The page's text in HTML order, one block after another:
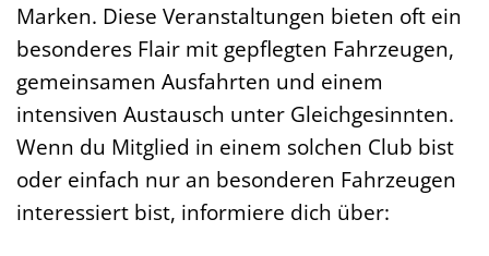
Marken. Diese Veranstaltungen bieten oft ein
besonderes Flair mit gepflegten Fahrzeugen,
gemeinsamen Ausfahrten und einem
intensiven Austausch unter Gleichgesinnten.
Wenn du Mitglied in einem solchen Club bist
oder einfach nur an besonderen Fahrzeugen
interessiert bist, informiere dich über: